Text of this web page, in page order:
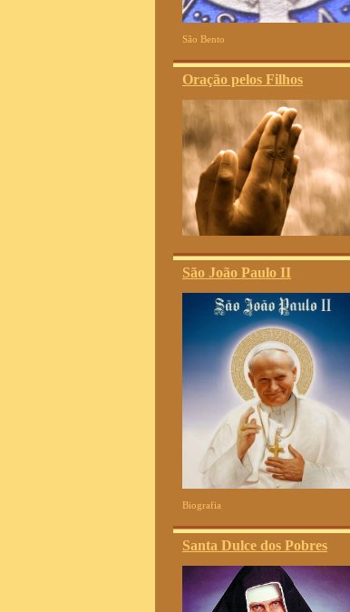
São Bento
Oração pelos Filhos
São João Paulo II
Biografia
Santa Dulce dos Pobres